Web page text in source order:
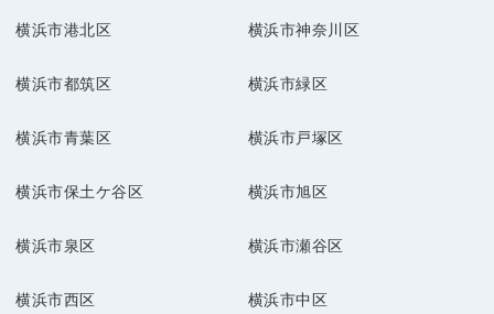
横浜市港北区 横浜市神奈川区
横浜市都筑区 横浜市緑区
横浜市青葉区 横浜市戸塚区
横浜市保土ケ谷区 横浜市旭区
横浜市泉区 横浜市瀬谷区
横浜市西区 横浜市中区